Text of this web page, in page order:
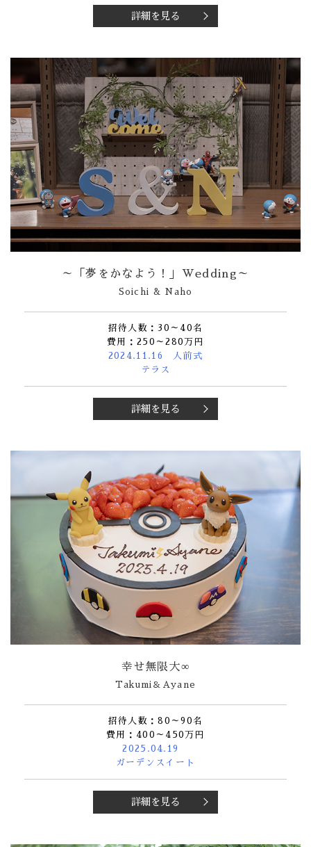
詳細を見る
～「夢をかなよう！」Wedding～
Soichi & Naho
招待人数：30～40名
費用：250～280万円
2024.11.16 人前式
テラス
詳細を見る
幸せ無限大∞
Takumi＆Ayane
招待人数：80～90名
費用：400～450万円
2025.04.19
ガーデンスイート
詳細を見る